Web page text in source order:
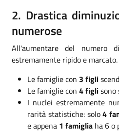
2. Drastica
numerose
All'aumentare del
estremamente ripido e marcato.
Le famiglie con 3 figli
Le famiglie con 4 figlisono
I nuclei estremamente
rarità statistiche: solo4
e appena 1 famiglia ha 6 o